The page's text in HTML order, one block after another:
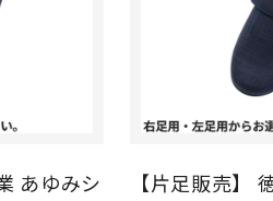
あゆみシ
【片足販売】